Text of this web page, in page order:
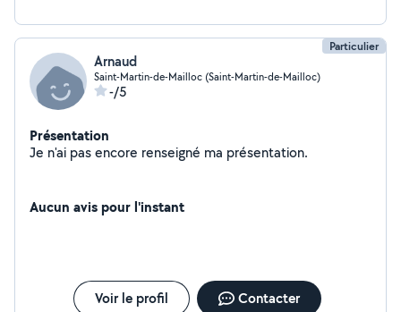
Particulier
Arnaud
Saint-Martin-de-Mailloc (Saint-Martin-de-Mailloc)
-/5
Présentation
Je n'ai pas encore renseigné ma présentation.
Aucun avis pour l'instant
Voir le profil Contacter